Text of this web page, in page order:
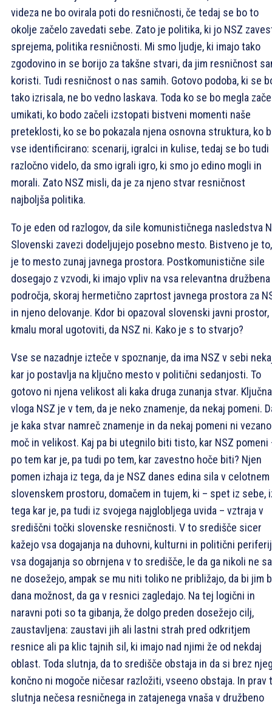
videza ne bo ovirala poti do resničnosti, če tedaj se bo to
okolje začelo zavedati sebe. Zato je politika, ki jo NSZ
sprejema, politika resničnosti. Mi smo ljudje, ki imajo tako
zgodovino in se borijo za takšne stvari, da jim resničnost
koristi. Tudi resničnost o nas samih. Gotovo podoba, ki se
tako izrisala, ne bo vedno laskava. Toda ko se bo megla
umikati, ko bodo začeli izstopati bistveni momenti naše
preteklosti, ko se bo pokazala njena osnovna struktura, ko
vse identificirano: scenarij, igralci in kulise, tedaj se bo tudi
razločno videlo, da smo igrali igro, ki smo jo edino mogli in
morali. Zato NSZ misli, da je za njeno stvar resničnost
najboljša politika.
To je eden od razlogov, da sile komunističnega nasledstva
Slovenski zavezi dodeljujejo posebno mesto. Bistveno je
je to mesto zunaj javnega prostora. Postkomunistične sile
dosegajo z vzvodi, ki imajo vpliv na vsa relevantna družbena
področja, skoraj hermetično zaprtost javnega prostora za
in njeno delovanje. Kdor bi opazoval slovenski javni prostor,
kmalu moral ugotoviti, da NSZ ni. Kako je s to stvarjo?
Vse se nazadnje izteče v spoznanje, da ima NSZ v sebi
kar jo postavlja na ključno mesto v politični sedanjosti. To
gotovo ni njena velikost ali kaka druga zunanja stvar. Ključna
vloga NSZ je v tem, da je neko znamenje, da nekaj pomeni.
je kaka stvar namreč znamenje in da nekaj pomeni ni
moč in velikost. Kaj pa bi utegnilo biti tisto, kar NSZ pomeni
po tem kar je, pa tudi po tem, kar zavestno hoče biti? Njen
pomen izhaja iz tega, da je NSZ danes edina sila v celotnem
slovenskem prostoru, domačem in tujem, ki – spet iz sebe,
tega kar je, pa tudi iz svojega najglobljega uvida – vztraja v
središčni točki slovenske resničnosti. V to središče sicer
kažejo vsa dogajanja na duhovni, kulturni in politični
vsa dogajanja so obrnjena v to središče, le da ga nikoli ne
ne dosežejo, ampak se mu niti toliko ne približajo, da bi jim
dana možnost, da ga v resnici zagledajo. Na tej logični in
naravni poti so ta gibanja, že dolgo preden dosežejo cilj,
zaustavljena: zaustavi jih ali lastni strah pred odkritjem
resnice ali pa klic tajnih sil, ki imajo nad njimi že od nekdaj
oblast. Toda slutnja, da to središče obstaja in da si brez
končno ni mogoče ničesar razložiti, vseeno obstaja. In prav
slutnja nečesa resničnega in zatajenega vnaša v družbeno